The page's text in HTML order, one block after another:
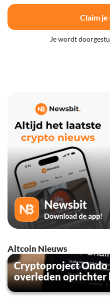
Claim
Je wordt
Altcoin Nieuws
Cryptoproject Ondo
overleden oprichter